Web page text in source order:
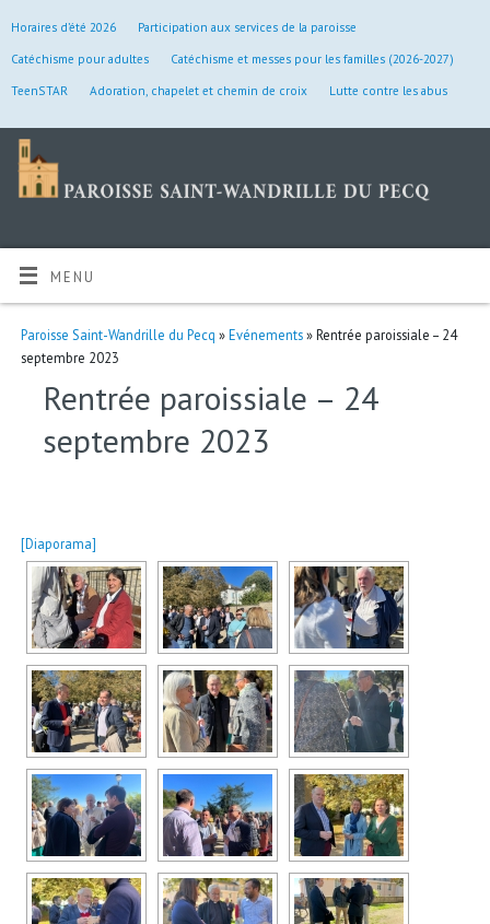
Horaires d’été 2026
Participation aux services de la paroisse
Catéchisme pour adultes
Catéchisme et messes pour les familles (2026-2027)
TeenSTAR
Adoration, chapelet et chemin de croix Lutte contre les abus
MENU
Paroisse Saint-Wandrille du Pecq »Evénements» Rentrée paroissiale – 24
septembre 2023
Rentrée paroissiale – 24
septembre 2023
[Diaporama]